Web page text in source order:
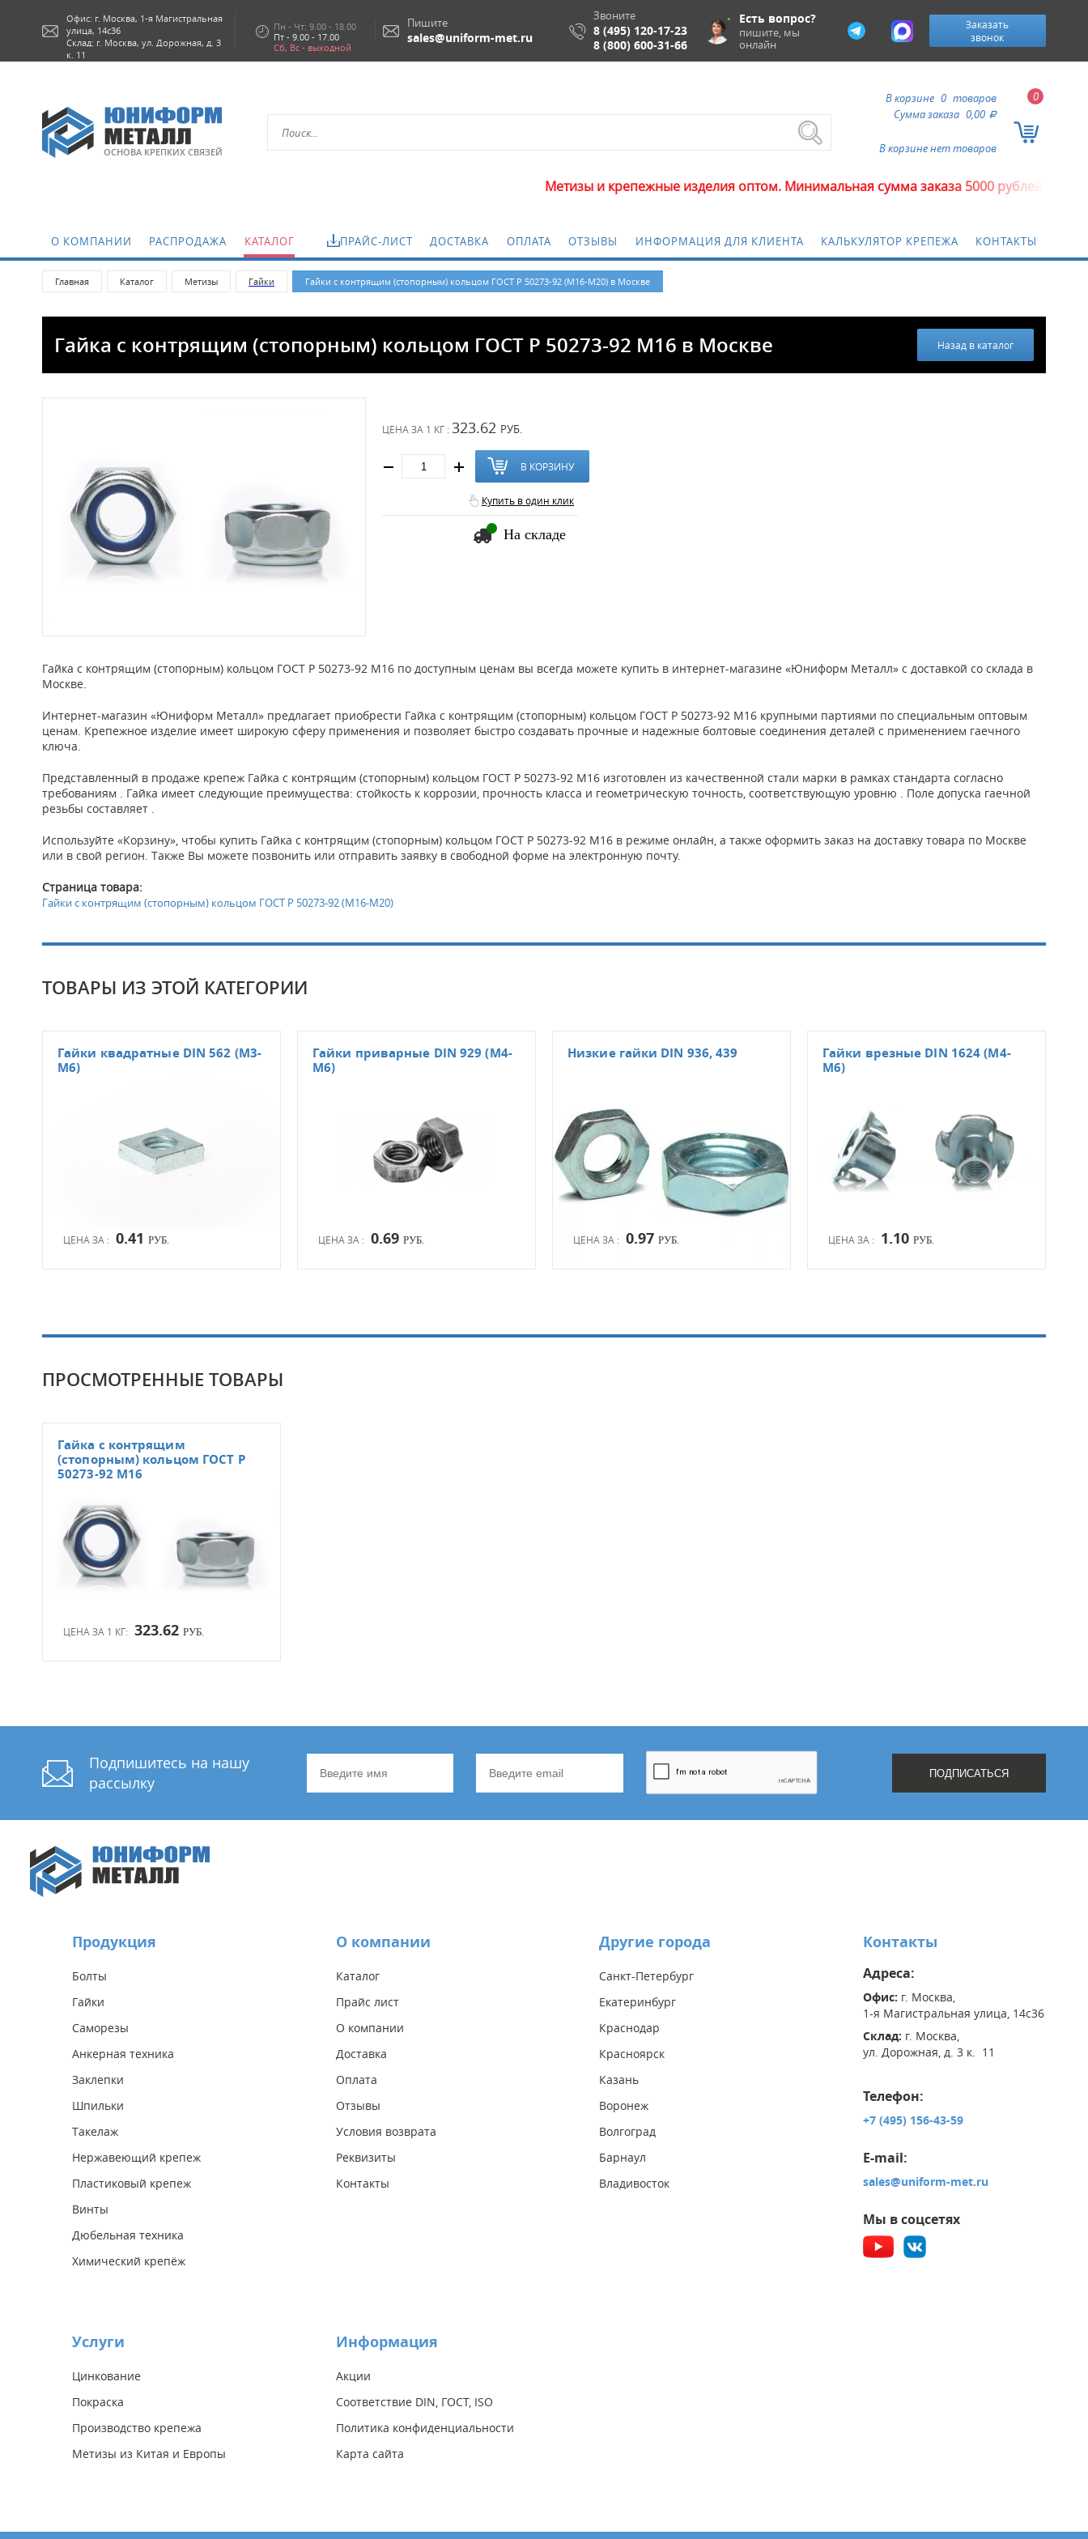
Есть вопрос?
пишите, мы
онлайн
Офис: г. Москва, 1-я Магистральная
улица, 14с36
Склад: г. Москва, ул. Дорожная, д. 3
к. 11
Пн - Чт: 9.00 - 18.00
Пт - 9.00 - 17.00
Сб, Вс - выходной
Пишите
sales@uniform-met.ru
Звоните
8 (495) 120-17-23
8 (800) 600-31-66
Заказать
звонок
ОСНОВА КРЕПКИХ СВЯЗЕЙ
0
В корзине 0 товаров
Сумма заказа 0,00 a
В корзине нет товаров
Метизы и крепежные изделия оптом. Минимальная сумма заказа 5000 рублей.
О КОМПАНИИ РАСПРОДАЖА КАТАЛОГ ПРАЙС-ЛИСТ ДОСТАВКА ОПЛАТА ОТЗЫВЫ ИНФОРМАЦИЯ ДЛЯ КЛИЕНТА КАЛЬКУЛЯТОР КРЕПЕЖА КОНТАКТЫ
Главная Каталог Метизы Гайки Гайки с контрящим (стопорным) кольцом ГОСТ Р 50273-92 (М16-М20) в Москве
Гайка с контрящим (стопорным) кольцом ГОСТ Р 50273-92 М16 в Москве Назад в каталог
ЦЕНА ЗА 1 КГ : 323.62 РУБ.
В КОРЗИНУ
Купить в один клик
На складе
Гайка с контрящим (стопорным) кольцом ГОСТ Р 50273-92 М16 по доступным ценам вы всегда можете купить в интернет-магазине «Юниформ Металл» с доставкой со склада в
Москве.
Интернет-магазин «Юниформ Металл» предлагает приобрести Гайка с контрящим (стопорным) кольцом ГОСТ Р 50273-92 М16 крупными партиями по специальным оптовым
ценам. Крепежное изделие имеет широкую сферу применения и позволяет быстро создавать прочные и надежные болтовые соединения деталей с применением гаечного
ключа.
Представленный в продаже крепеж Гайка с контрящим (стопорным) кольцом ГОСТ Р 50273-92 М16 изготовлен из качественной стали марки в рамках стандарта согласно
требованиям . Гайка имеет следующие преимущества: стойкость к коррозии, прочность класса и геометрическую точность, соответствующую уровню . Поле допуска гаечной
резьбы составляет .
Используйте «Корзину», чтобы купить Гайка с контрящим (стопорным) кольцом ГОСТ Р 50273-92 М16 в режиме онлайн, а также оформить заказ на доставку товара по Москве
или в свой регион. Также Вы можете позвонить или отправить заявку в свободной форме на электронную почту.
Страница товара:
Гайки с контрящим (стопорным) кольцом ГОСТ Р 50273-92 (М16-М20)
ТОВАРЫ ИЗ ЭТОЙ КАТЕГОРИИ
ЦЕНА ЗА : 0.41 РУБ.
Гайки квадратные DIN 562 (М3-
М6)
ЦЕНА ЗА : 0.69 РУБ.
Гайки приварные DIN 929 (М4-
М6)
ЦЕНА ЗА : 0.97 РУБ.
Низкие гайки DIN 936, 439
ЦЕНА ЗА : 1.10 РУБ.
Гайки врезные DIN 1624 (М4-
М6)
ПРОСМОТРЕННЫЕ ТОВАРЫ
ЦЕНА ЗА 1 КГ: 323.62 РУБ.
Гайка с контрящим
(стопорным) кольцом ГОСТ Р
50273-92 М16
Подпишитесь на нашу
рассылку
Продукция
Болты
Гайки
Саморезы
Анкерная техника
Заклепки
Шпильки
Такелаж
Нержавеющий крепеж
Пластиковый крепеж
Винты
Дюбельная техника
Химический крепёж
Услуги
Цинкование
Покраска
Производство крепежа
Метизы из Китая и Европы
О компании
Каталог
Прайс лист
О компании
Доставка
Оплата
Отзывы
Условия возврата
Реквизиты
Контакты
Информация
Акции
Соответствие DIN, ГОСТ, ISO
Политика конфиденциальности
Карта сайта
Другие города
Санкт-Петербург
Екатеринбург
Краснодар
Красноярск
Казань
Воронеж
Волгоград
Барнаул
Владивосток
Контакты
Адреса:
Офис: г. Москва,
1-я Магистральная улица, 14с36
Склад: г. Москва,
ул. Дорожная, д. 3 к. 11
Телефон:
+7 (495) 156-43-59
E-mail:
sales@uniform-met.ru
Мы в соцсетях